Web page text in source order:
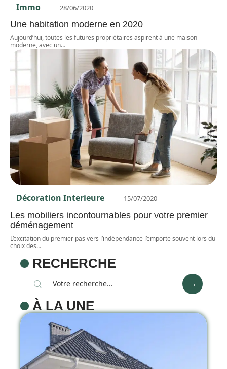
Immo 28/06/2020
Une habitation moderne en 2020
Aujourd’hui, toutes les futures propriétaires aspirent à une maison
moderne, avec un…
Décoration Interieure 15/07/2020
Les mobiliers incontournables pour votre premier
déménagement
L’excitation du premier pas vers l’indépendance l’emporte souvent lors du
choix des…
RECHERCHE
À LA UNE